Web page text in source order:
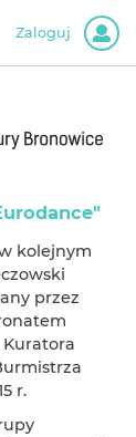
Zaloguj
kolejnym
przez
Kuratora
r.